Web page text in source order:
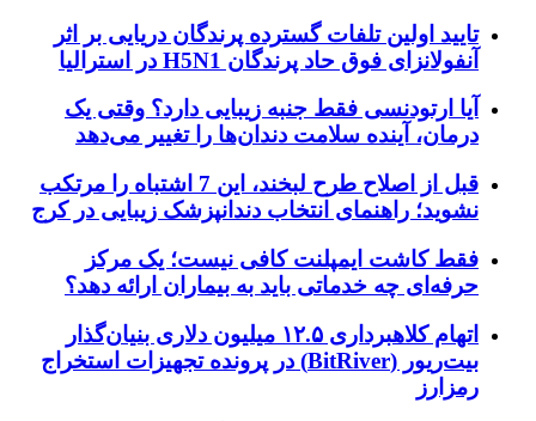
تایید اولین تلفات گسترده پرندگان دریایی بر اثر
آنفولانزای فوق حاد پرندگان H5N1 در استرالیا
آیا ارتودنسی فقط جنبه زیبایی دارد؟ وقتی یک
درمان، آینده سلامت دندان‌ها را تغییر می‌دهد
قبل از اصلاح طرح لبخند، این 7 اشتباه را مرتکب
نشوید؛ راهنمای انتخاب دندانپزشک زیبایی در کرج
فقط کاشت ایمپلنت کافی نیست؛ یک مرکز
حرفه‌ای چه خدماتی باید به بیماران ارائه دهد؟
اتهام کلاهبرداری ۱۲.۵ میلیون دلاری بنیان‌گذار
بیت‌ریور (BitRiver) در پرونده تجهیزات استخراج
رمزارز